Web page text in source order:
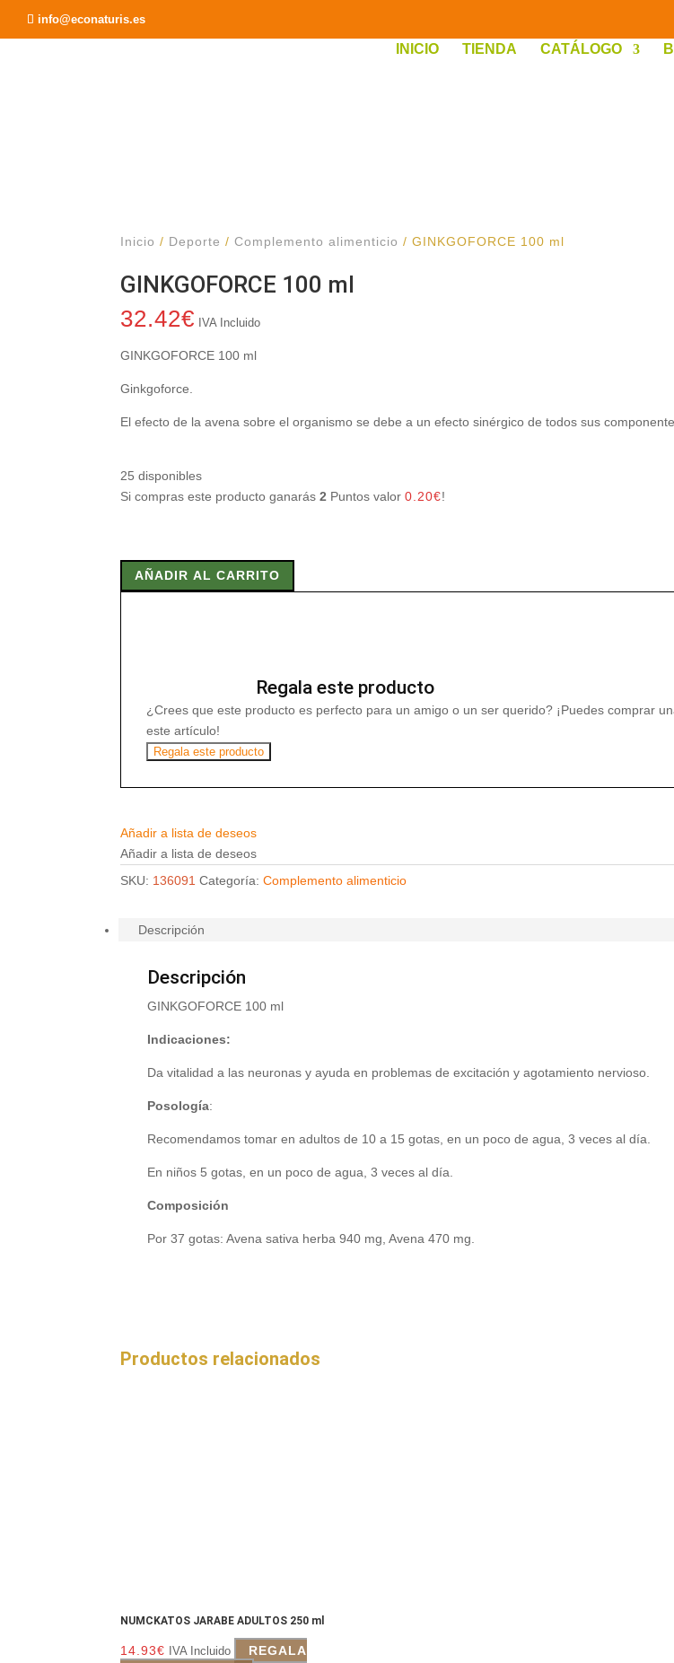
info@econaturis.es
INICIO TIENDA CATÁLOGO
Inicio / Deporte /Complemento alimenticio / GINKGOFORCE 100 ml
GINKGOFORCE 100 ml
32.42€ IVA Incluido
GINKGOFORCE 100 ml
Ginkgoforce.
El efecto de la avena sobre el organismo se debe a un efecto sinérgico de todos sus
25 disponibles
Si compras este producto ganarás2 Puntos valor0.20€!
100
AÑADIR AL CARRITO
Regala este producto
¿Crees que este producto es perfecto para un amigo o un ser querido? ¡Puedes comprar
este artículo!
Regala este producto
Añadir a lista de deseos
Añadir a lista de deseos
SKU: 136091 Categoría:Complemento alimenticio
Descripción
Descripción
GINKGOFORCE 100 ml
Indicaciones:
Da vitalidad a las neuronas y ayuda en problemas de excitación y agotamiento nervioso.
Posología:
Recomendamos tomar en adultos de 10 a 15 gotas, en un poco de agua, 3 veces al día.
En niños 5 gotas, en un poco de agua, 3 veces al día.
Composición
Por 37 gotas: Avena sativa herba 940 mg, Avena 470 mg.
Productos relacionados
NUMCKATOS JARABE ADULTOS 250 ml
14.93€ IVA Incluido
REGALA